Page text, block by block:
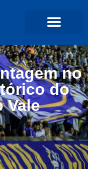
no
do
Vale